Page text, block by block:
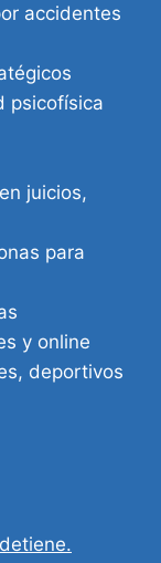
accidentes
psicofísica
juicios,
para
y online
deportivos